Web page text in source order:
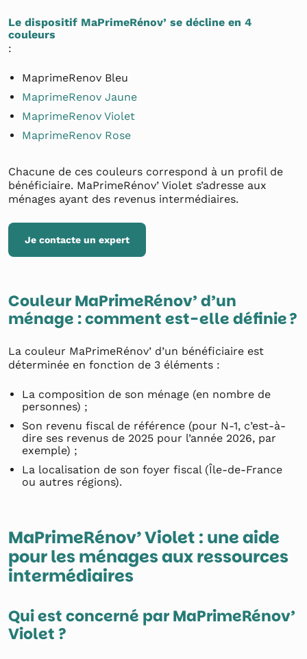
Le dispositif MaPrimeRénov’ se décline en 4
couleurs
:
MaprimeRenov Bleu
MaprimeRenov Jaune
MaprimeRenov Violet
MaprimeRenov Rose
Chacune de ces couleurs correspond à un profil de
bénéficiaire. MaPrimeRénov’ Violet s’adresse aux
ménages ayant des revenus intermédiaires.
Je contacte un expert
Couleur MaPrimeRénov’ d’un
ménage : comment est-elle définie ?
La couleur MaPrimeRénov’ d’un bénéficiaire est
déterminée en fonction de 3 éléments :
La composition de son ménage (en nombre de
personnes) ;
Son revenu fiscal de référence (pour N-1, c’est-à-
dire ses revenus de 2025 pour l’année 2026, par
exemple) ;
La localisation de son foyer fiscal (Île-de-France
ou autres régions).
MaPrimeRénov’ Violet : une aide
pour les ménages aux ressources
intermédiaires
Qui est concerné par MaPrimeRénov’
Violet ?